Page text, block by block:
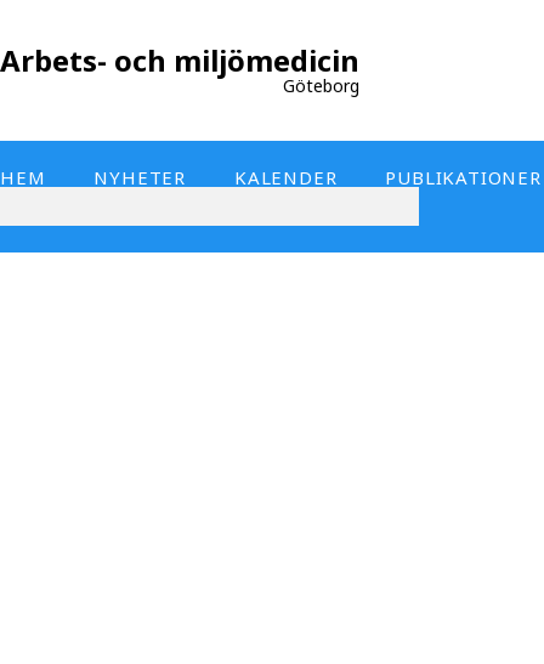
Arbets- och miljömedicin
Göteborg
HEM NYHETER KALENDER PUBLIKATIONER